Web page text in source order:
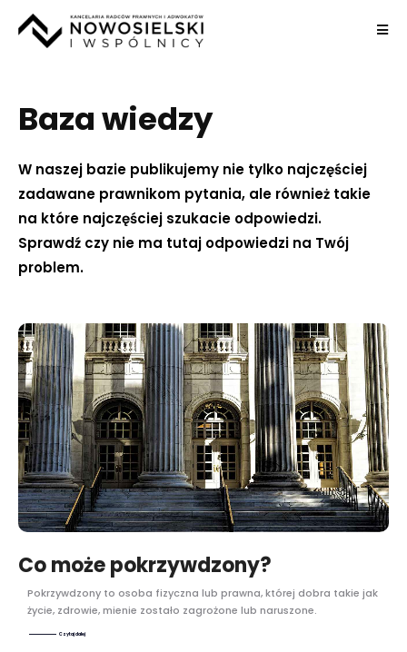
Baza wiedzy
W naszej bazie publikujemy nie tylko najczęściej
zadawane prawnikom pytania, ale również takie
na które najczęściej szukacie odpowiedzi.
Sprawdź czy nie ma tutaj odpowiedzi na Twój
problem.
Co może pokrzywdzony?
Pokrzywdzony to osoba fizyczna lub prawna, której dobra takie jak
życie, zdrowie, mienie zostało zagrożone lub naruszone.
Czytaj dalej